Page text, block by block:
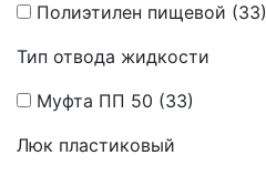
Полиэтилен пищевой (33)
Тип отвода жидкости
Муфта ПП 50 (33)
Люк пластиковый